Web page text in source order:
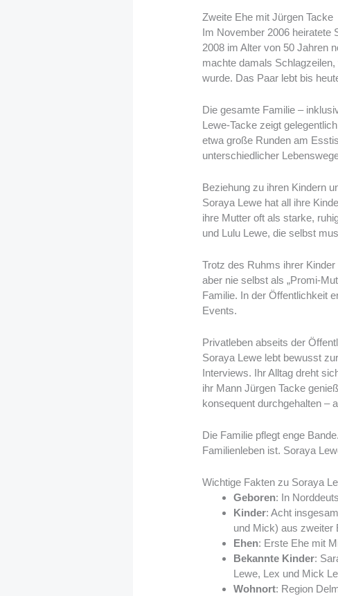
Zweite Ehe mit Jürgen Tacke
Im November 2006 heiratete
2008 im Alter von 50 Jahren
machte damals
wurde. Das Paar lebt bis
Die gesamte Familie –
Lewe-Tacke zeigt
etwa große Runden am
unterschiedlicher
Beziehung zu ihren Kindern
Soraya Lewe hat all ihre
ihre Mutter oft als starke,
und Lulu Lewe, die selbst
Trotz des Ruhms ihrer
aber nie selbst als „Promi-
Familie. In der Öffentlichkeit
Events.
Privatleben abseits der
Soraya Lewe lebt bewusst
Interviews. Ihr Alltag dreht
ihr Mann Jürgen Tacke
konsequent durchgehalten –
Die Familie pflegt enge
Familienleben ist. Soraya
Wichtige Fakten zu Soraya
Geboren: In
Kinder: Acht
und Mick) aus zweiter
Ehen: Erste Ehe mit
Bekannte Kinder:
Lewe, Lex und Mick
Wohnort: Region